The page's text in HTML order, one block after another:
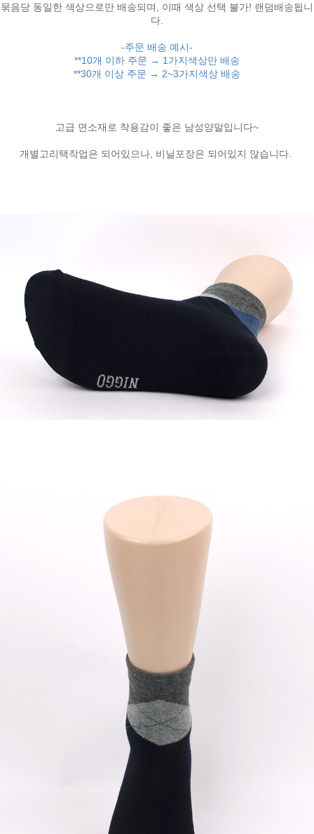
묶음당 동일한 색상으로만 배송되며, 이때 색상 선택 불가! 랜덤배송됩니
다.
-주문 배송 예시-
**10개 이하 주문 → 1가지색상만 배송
**30개 이상 주문 → 2~3가지색상 배송
고급 면소재로 착용감이 좋은 남성양말입니다~
개별고리택작업은 되어있으나, 비닐포장은 되어있지 않습니다.